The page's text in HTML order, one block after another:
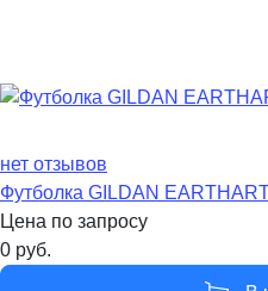
нет отзывов
Футболка GILDAN
Цена по запросу
0 руб.